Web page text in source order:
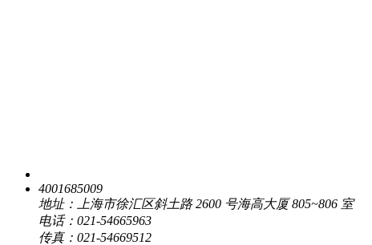
4001685009
地址：上海市徐汇区斜土路 2600 号海高大厦 805~806 室
电话：021-54665963
传真：021-54669512